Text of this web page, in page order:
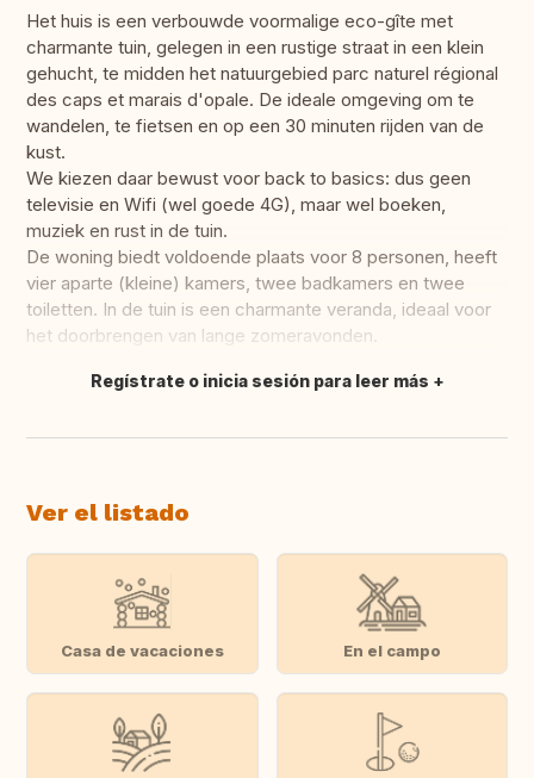
Het huis is een verbouwde voormalige eco-gîte met
charmante tuin, gelegen in een rustige straat in een klein
gehucht, te midden het natuurgebied parc naturel régional
des caps et marais d'opale. De ideale omgeving om te
wandelen, te fietsen en op een 30 minuten rijden van de
kust.
We kiezen daar bewust voor back to basics: dus geen
televisie en Wifi (wel goede 4G), maar wel boeken,
muziek en rust in de tuin.
De woning biedt voldoende plaats voor 8 personen, heeft
vier aparte (kleine) kamers, twee badkamers en twee
toiletten. In de tuin is een charmante veranda, ideaal voor
het doorbrengen van lange zomeravonden.
Traducir
Regístrate o inicia sesión para leer más
Ver el listado
Casa de vacaciones En el campo